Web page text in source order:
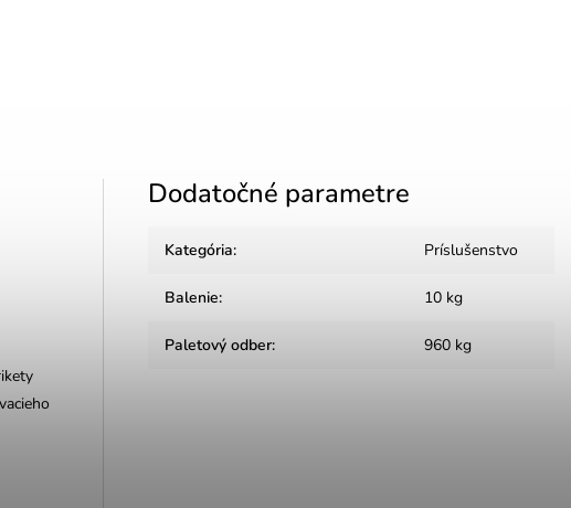
Dodatočné parametre
Kategória: Príslušenstvo
Balenie: 10 kg
Paletový odber: 960 kg